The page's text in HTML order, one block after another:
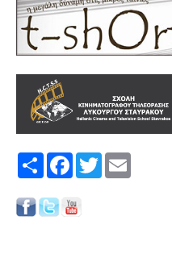
Share FacebookTwitter